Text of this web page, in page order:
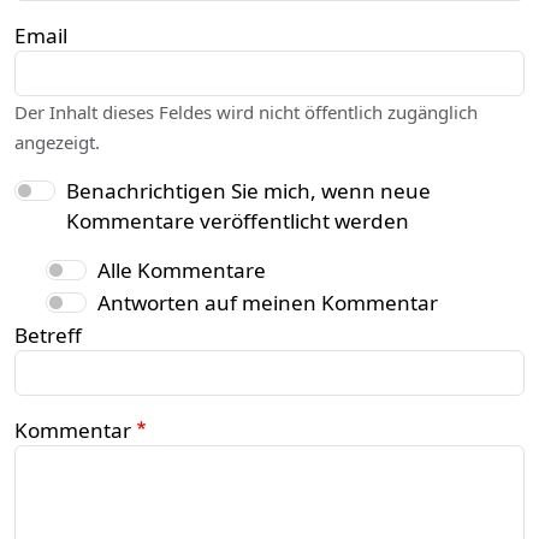
Email
Der Inhalt dieses Feldes wird nicht öffentlich zugänglich
angezeigt.
Benachrichtigen Sie mich, wenn neue
Kommentare veröffentlicht werden
Alle Kommentare
Antworten auf meinen Kommentar
Betreff
Kommentar